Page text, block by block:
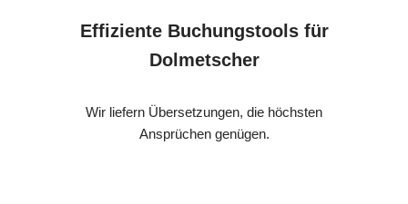
Effiziente Buchungstools für
Dolmetscher
Wir liefern Übersetzungen, die höchsten
Ansprüchen genügen.